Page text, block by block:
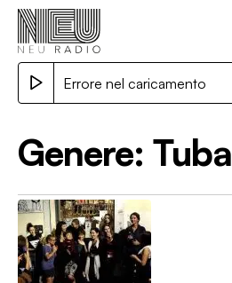
Errore nel caricamento
Genere: Tuba